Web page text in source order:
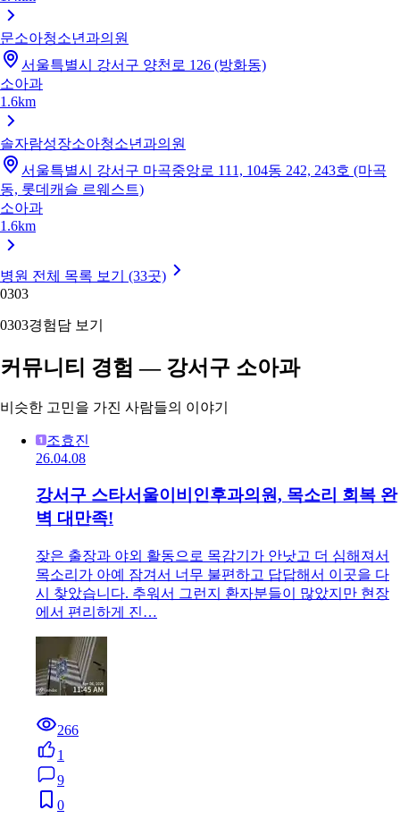
문소아청소년과의원
서울특별시 강서구 양천로 126 (방화동)
소아과
1.6km
솔자람성장소아청소년과의원
서울특별시 강서구 마곡중앙로 111, 104동 242, 243호 (마곡
동, 롯데캐슬 르웨스트)
소아과
1.6km
병원 전체 목록 보기 (33곳)
0303
0303경험담 보기
커뮤니티 경험 — 강서구 소아과
비슷한 고민을 가진 사람들의 이야기
조효진
26.04.08
강서구 스타서울이비인후과의원, 목소리 회복 완
벽 대만족!
잦은 출장과 야외 활동으로 목감기가 안낫고 더 심해져서
목소리가 아예 잠겨서 너무 불편하고 답답해서 이곳을 다
시 찾았습니다. 추워서 그런지 환자분들이 많았지만 현장
에서 편리하게 진…
266
1
9
0